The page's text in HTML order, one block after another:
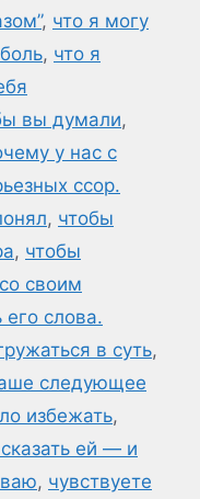
, что я могу
, что я
вы думали,
у нас с
ссор.
, чтобы
, чтобы
своим
слова.
в суть,
следующее
избежать,
ей — и
, чувствуете